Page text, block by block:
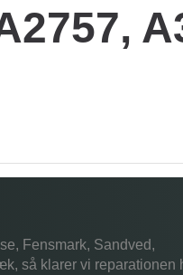
Fensmark, Sandved,
så klarer vi reparationen